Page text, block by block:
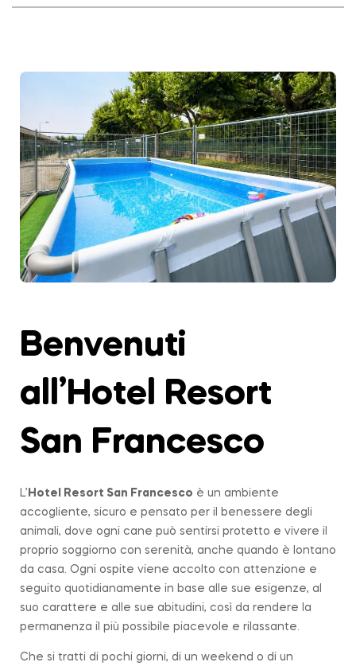
Benvenuti
all’Hotel Resort
San Francesco
L’ Hotel Resort San Francesco è un ambiente
accogliente, sicuro e pensato per il benessere degli
animali, dove ogni cane può sentirsi protetto e vivere il
proprio soggiorno con serenità, anche quando è lontano
da casa. Ogni ospite viene accolto con attenzione e
seguito quotidianamente in base alle sue esigenze, al
suo carattere e alle sue abitudini, così da rendere la
permanenza il più possibile piacevole e rilassante.
Che si tratti di pochi giorni, di un weekend o di un